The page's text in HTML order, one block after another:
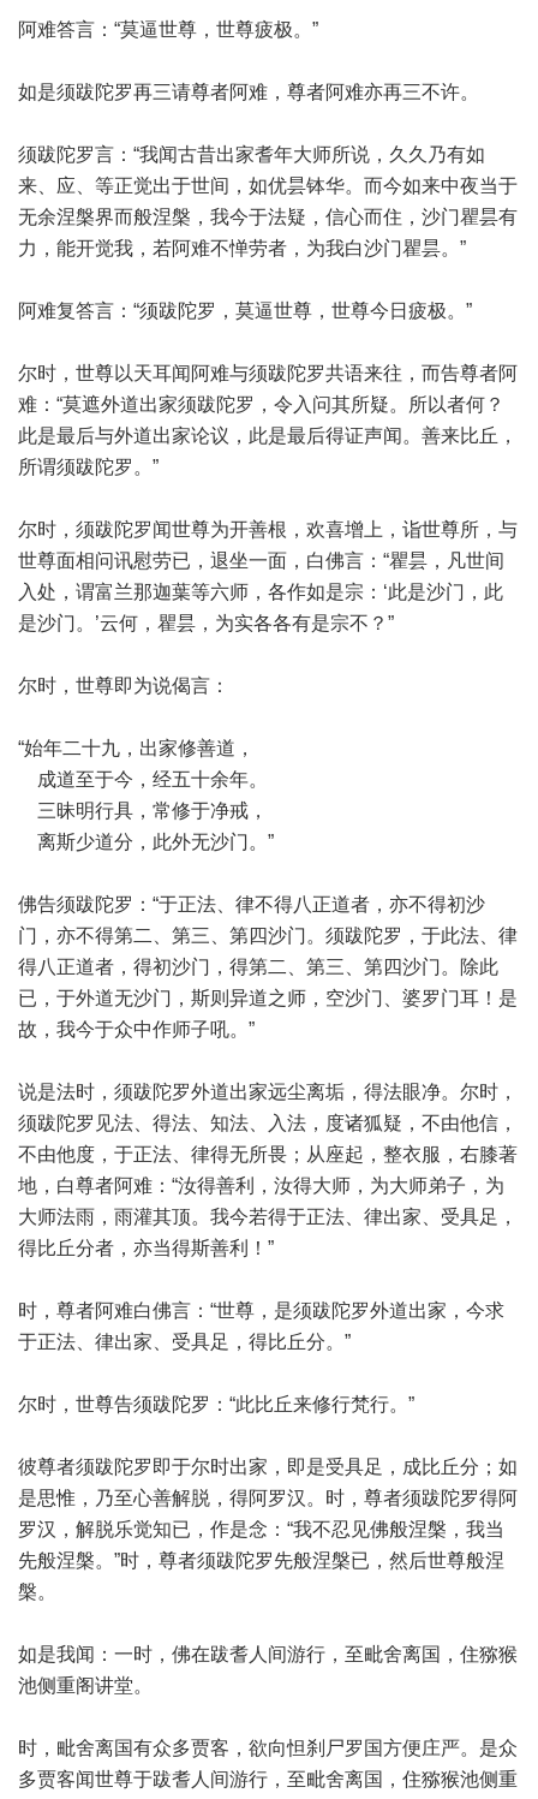
阿难答言：“莫逼世尊，世尊疲极。”
如是须跋陀罗再三请尊者阿难，尊者阿难亦再三不许。
须跋陀罗言：“我闻古昔出家耆年大师所说，久久乃有如
来、应、等正觉出于世间，如优昙钵华。而今如来中夜当于
无余涅槃界而般涅槃，我今于法疑，信心而住，沙门瞿昙有
力，能开觉我，若阿难不惮劳者，为我白沙门瞿昙。”
阿难复答言：“须跋陀罗，莫逼世尊，世尊今日疲极。”
尔时，世尊以天耳闻阿难与须跋陀罗共语来往，而告尊者阿
难：“莫遮外道出家须跋陀罗，令入问其所疑。所以者何？
此是最后与外道出家论议，此是最后得证声闻。善来比丘，
所谓须跋陀罗。”
尔时，须跋陀罗闻世尊为开善根，欢喜增上，诣世尊所，与
世尊面相问讯慰劳已，退坐一面，白佛言：“瞿昙，凡世间
入处，谓富兰那迦葉等六师，各作如是宗：‘此是沙门，此
是沙门。’云何，瞿昙，为实各各有是宗不？”
尔时，世尊即为说偈言：
“始年二十九，出家修善道，
成道至于今，经五十余年。
三昧明行具，常修于净戒，
离斯少道分，此外无沙门。”
佛告须跋陀罗：“于正法、律不得八正道者，亦不得初沙
门，亦不得第二、第三、第四沙门。须跋陀罗，于此法、律
得八正道者，得初沙门，得第二、第三、第四沙门。除此
已，于外道无沙门，斯则异道之师，空沙门、婆罗门耳！是
故，我今于众中作师子吼。”
说是法时，须跋陀罗外道出家远尘离垢，得法眼净。尔时，
须跋陀罗见法、得法、知法、入法，度诸狐疑，不由他信，
不由他度，于正法、律得无所畏；从座起，整衣服，右膝著
地，白尊者阿难：“汝得善利，汝得大师，为大师弟子，为
大师法雨，雨灌其顶。我今若得于正法、律出家、受具足，
得比丘分者，亦当得斯善利！”
时，尊者阿难白佛言：“世尊，是须跋陀罗外道出家，今求
于正法、律出家、受具足，得比丘分。”
尔时，世尊告须跋陀罗：“此比丘来修行梵行。”
彼尊者须跋陀罗即于尔时出家，即是受具足，成比丘分；如
是思惟，乃至心善解脱，得阿罗汉。时，尊者须跋陀罗得阿
罗汉，解脱乐觉知已，作是念：“我不忍见佛般涅槃，我当
先般涅槃。”时，尊者须跋陀罗先般涅槃已，然后世尊般涅
槃。
如是我闻：一时，佛在跋耆人间游行，至毗舍离国，住猕猴
池侧重阁讲堂。
时，毗舍离国有众多贾客，欲向怛刹尸罗国方便庄严。是众
多贾客闻世尊于跋耆人间游行，至毗舍离国，住猕猴池侧重